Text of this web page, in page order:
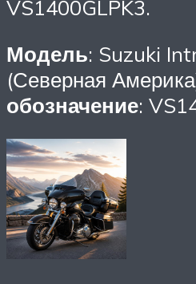
VS1400GLPK3.
Модель: Suzuki
(Северная
обозначение: